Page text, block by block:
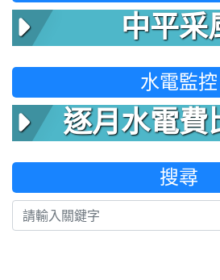
中平采
水電監控
逐月水電費
搜尋